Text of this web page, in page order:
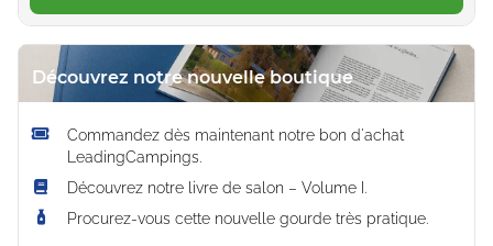
Découvrez notre nouvelle boutique
Commandez dès maintenant notre bon d'achat
LeadingCampings.
Découvrez notre livre de salon – Volume I.
Procurez-vous cette nouvelle gourde très pratique.